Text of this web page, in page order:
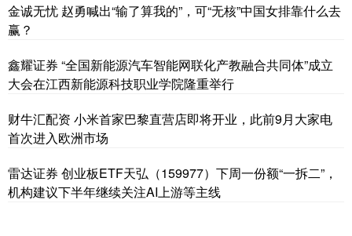
金诚无忧 赵勇喊出“输了算我的”，可“无核”中国女排靠什么去
赢？
鑫耀证券 “全国新能源汽车智能网联化产教融合共同体”成立
大会在江西新能源科技职业学院隆重举行
财牛汇配资 小米首家巴黎直营店即将开业，此前9月大家电
首次进入欧洲市场
雷达证券 创业板ETF天弘（159977）下周一份额“一拆二”，
机构建议下半年继续关注AI上游等主线